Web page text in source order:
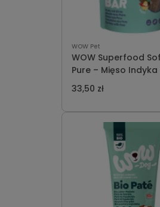
WOW Pet
WOW Superfood
Pure – Mięso Indyka
Gruszką Miękkie
dla Psa 150g
33,50 zł